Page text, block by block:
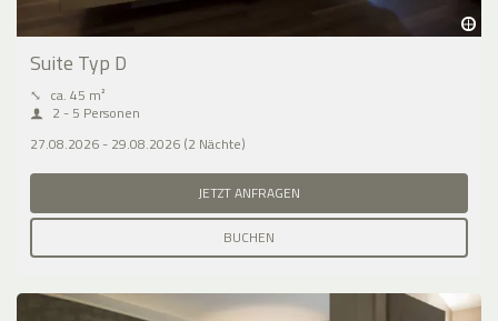
Suite Typ D
⤡ ca. 45 m²
2 - 5 Personen
27.08.2026 - 29.08.2026 (2 Nächte)
JETZT ANFRAGEN
BUCHEN